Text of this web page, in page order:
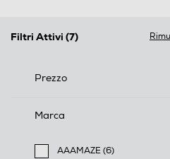
Filtri Attivi (7)
Prezzo
Marca
AAAMAZE (6)